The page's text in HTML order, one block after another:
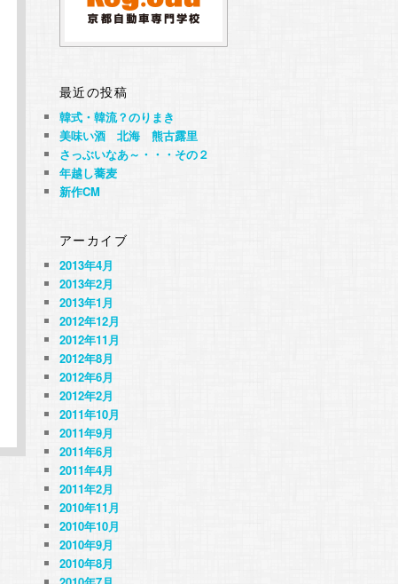
最近の投稿
韓式・韓流？のりまき
美味い酒 北海 熊古露里
さっぶいなあ～・・・その２
年越し蕎麦
新作CM
アーカイブ
2013年4月
2013年2月
2013年1月
2012年12月
2012年11月
2012年8月
2012年6月
2012年2月
2011年10月
2011年9月
2011年6月
2011年4月
2011年2月
2010年11月
2010年10月
2010年9月
2010年8月